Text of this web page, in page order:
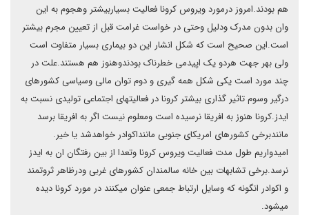
هم بودند.امروز درمورد ویروس کرونا فعالیت بسیاربیشتر وهجوم به این
وان بدون مدرک ودلیل وحتی در خواست غرامت قبل از تعیین مجرم بیشتر
است.این صحیح است که شکل انشار این دو بیماری بسیار متفاوت است
ولی بهر جهت هردو یک اپیدمی خطرناک بودندوهنوز هم هستند.علت در
چند مورد است یکی شکل همه گیری و دوم توان مالی وسیاسی کشورهای
درگیر وسوم تاثیر گذاری بیشتر کرونا در فعالیتهای اجتماعی تولیدی نسبت به
ایدز.کرونا هنوز به افریقا نرسیده است ومعلوم نیست اگر به افریقا برسد
مانندبرخی کشورهای امریکای جنوبی ماننداکوادر خواهدشد یا خیر.
امیدواریم طول مدت فعالیت ویروس کرونا وتعدا از بین رفتگان ان به ایدز
نرسد.برخی تشابهات بین خانه سالمندان کشورهای غربی ودرظاهر ثروتمند
و اکوادر انگونه که وسایل ارتباط جمعی عنوان میکنند در مورد کرونا دیده
میشود.